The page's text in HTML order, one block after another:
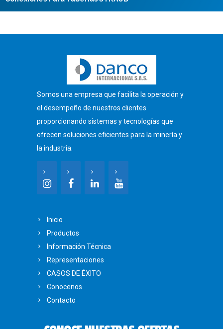
Somos una empresa que facilita la operación y
el desempeño de nuestros clientes
proporcionando sistemas y tecnologías que
ofrecen soluciones eficientes para la minería y
la industria.
Inicio
Productos
Información Técnica
Representaciones
CASOS DE ÉXITO
Conocenos
Contacto